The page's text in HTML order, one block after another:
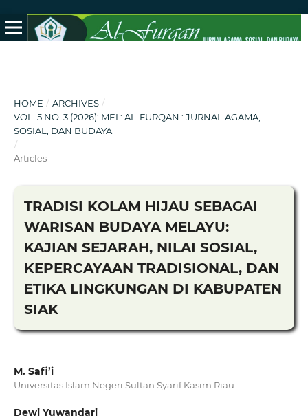
HOME / ARCHIVES /
VOL. 5 NO. 3 (2026): MEI : AL-FURQAN : JURNAL AGAMA,
SOSIAL, DAN BUDAYA
/
Articles
TRADISI KOLAM HIJAU SEBAGAI
WARISAN BUDAYA MELAYU:
KAJIAN SEJARAH, NILAI SOSIAL,
KEPERCAYAAN TRADISIONAL, DAN
ETIKA LINGKUNGAN DI KABUPATEN
SIAK
M. Safi’i
Universitas Islam Negeri Sultan Syarif Kasim Riau
Dewi Yuwandari